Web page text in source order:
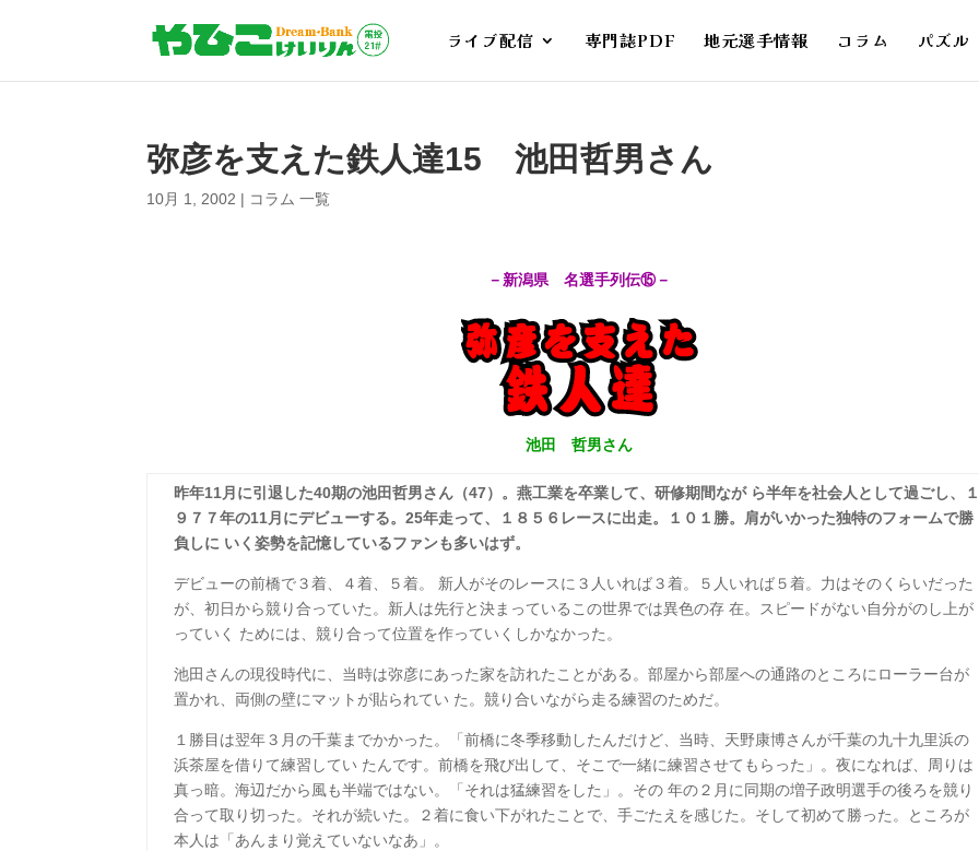
ライブ配信 専門誌PDF 地元選手情報 コラム パズル
弥彦を支えた鉄人達15 池田哲男さん
10月 1, 2002 | コラム 一覧
－新潟県 名選手列伝⑮－
池田 哲男さん
昨年11月に引退した40期の池田哲男さん（47）。燕工業を卒業して、研修期間なが ら半年を社会人として過ごし、
９７７年の11月にデビューする。25年走って、１８５６レースに出走。１０１勝。肩がいかった独特のフォームで勝
負しに いく姿勢を記憶しているファンも多いはず。
デビューの前橋で３着、４着、５着。 新人がそのレースに３人いれば３着。５人いれば５着。力はそのくらいだった
が、初日から競り合っていた。新人は先行と決まっているこの世界では異色の存 在。スピードがない自分がのし上が
っていく ためには、競り合って位置を作っていくしかなかった。
池田さんの現役時代に、当時は弥彦にあった家を訪れたことがある。部屋から部屋への通路のところにローラー台が
置かれ、両側の壁にマットが貼られてい た。競り合いながら走る練習のためだ。
１勝目は翌年３月の千葉までかかった。「前橋に冬季移動したんだけど、当時、天野康博さんが千葉の九十九里浜の
浜茶屋を借りて練習してい たんです。前橋を飛び出して、そこで一緒に練習させてもらった」。夜になれば、周りは
真っ暗。海辺だから風も半端ではない。「それは猛練習をした」。その 年の２月に同期の増子政明選手の後ろを競り
合って取り切った。それが続いた。２着に食い下がれたことで、手ごたえを感じた。そして初めて勝った。ところが
本人は「あんまり覚えていないなあ」。